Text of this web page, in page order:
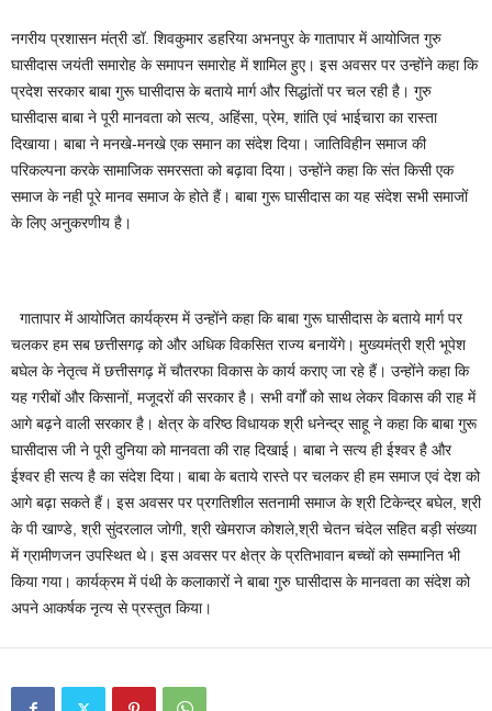
नगरीय प्रशासन मंत्री डॉ. शिवकुमार डहरिया अभनपुर के गातापार में आयोजित गुरु
घासीदास जयंती समारोह के समापन समारोह में शामिल हुए। इस अवसर पर उन्होंने कहा कि
प्रदेश सरकार बाबा गुरू घासीदास के बताये मार्ग और सिद्धांतों पर चल रही है। गुरु
घासीदास बाबा ने पूरी मानवता को सत्य, अहिंसा, प्रेम, शांति एवं भाईचारा का रास्ता
दिखाया। बाबा ने मनखे-मनखे एक समान का संदेश दिया। जातिविहीन समाज की
परिकल्पना करके सामाजिक समरसता को बढ़ावा दिया। उन्होंने कहा कि संत किसी एक
समाज के नही पूरे मानव समाज के होते हैं। बाबा गुरू घासीदास का यह संदेश सभी समाजों
के लिए अनुकरणीय है।
गातापार में आयोजित कार्यक्रम में उन्होंने कहा कि बाबा गुरू घासीदास के बताये मार्ग पर
चलकर हम सब छत्तीसगढ़ को और अधिक विकसित राज्य बनायेंगे। मुख्यमंत्री श्री भूपेश
बघेल के नेतृत्व में छत्तीसगढ़ में चौतरफा विकास के कार्य कराए जा रहे हैं। उन्होंने कहा कि
यह गरीबों और किसानों, मजूदरों की सरकार है। सभी वर्गों को साथ लेकर विकास की राह में
आगे बढ़ने वाली सरकार है। क्षेत्र के वरिष्ठ विधायक श्री धनेन्द्र साहू ने कहा कि बाबा गुरू
घासीदास जी ने पूरी दुनिया को मानवता की राह दिखाई। बाबा ने सत्य ही ईश्वर है और
ईश्वर ही सत्य है का संदेश दिया। बाबा के बताये रास्ते पर चलकर ही हम समाज एवं देश को
आगे बढ़ा सकते हैं। इस अवसर पर प्रगतिशील सतनामी समाज के श्री टिकेन्द्र बघेल, श्री
के पी खाण्डे, श्री सुंदरलाल जोगी, श्री खेमराज कोशले,श्री चेतन चंदेल सहित बड़ी संख्या
में ग्रामीणजन उपस्थित थे। इस अवसर पर क्षेत्र के प्रतिभावान बच्चों को सम्मानित भी
किया गया। कार्यक्रम में पंथी के कलाकारों ने बाबा गुरु घासीदास के मानवता का संदेश को
अपने आकर्षक नृत्य से प्रस्तुत किया।